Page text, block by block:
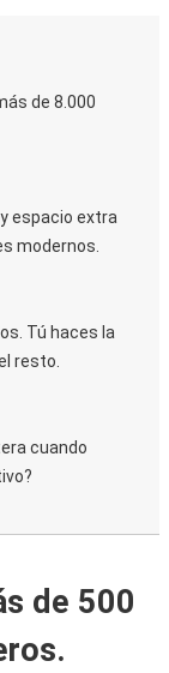
de 8.000
espacio extra
modernos.
Tú haces la
resto.
cuando
de 500